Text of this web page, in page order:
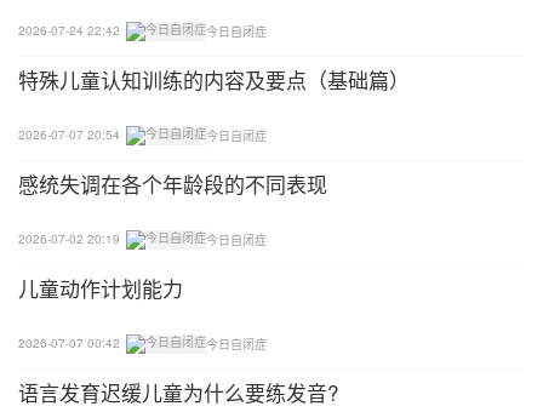
意力的问题。这些功能会妨碍他们与父母互动的能
12次个性化训练，为期五个月。
“这项研究强调了将重点从直接治疗儿童转向针对儿
童与照顾者之间的社交互动过程。”口头交流实验室
戈登拉姆齐说道。
在研究期间，家长们观看自己与孩子互动的录像，并
学习如何回应宝宝的面部表情和手势。他们每天练习
2026-07-24 22:42 今日自闭症
特殊儿童认知训练的内容及要点（基础篇）
2026-07-07 20:54 今日自闭症
感统失调在各个年龄段的不同表现
2026-07-02 20:19 今日自闭症
儿童动作计划能力
2026-07-07 00:42 今日自闭症
语言发育迟缓儿童为什么要练发音?